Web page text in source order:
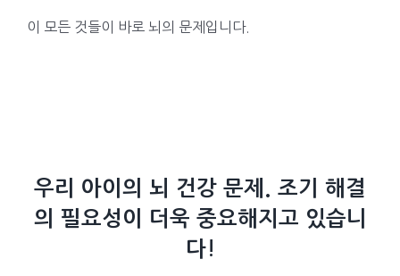
이 모든 것들이 바로 뇌의 문제입니다.
우리 아이의 뇌 건강 문제. 조기 해결
의 필요성이
더욱 중요해지고 있습니
다!